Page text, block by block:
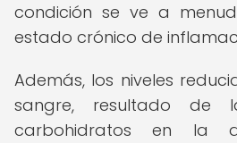
condición se ve a
estado crónico de
Además, los niveles
sangre, resultado de
carbohidratos en la